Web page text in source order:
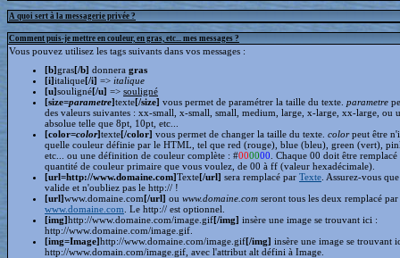
A quoi sert à la messagerie privée ?
Comment puis-je mettre en couleur, en gras, etc... mes messages ?
Vous pouvez utilisez les tags suivants dans vos messages :
[b]gras[/b] donnera gras
[i]italique[/i] => italique
[u]souligné[/u] => souligné
[size=parametre]texte[/size] vous permet de paramétrer la taille du texte. parametre
des valeurs suivantes : xx-small, x-small, small, medium, large, x-large, xx-large, ou
absolue telle que 8pt, 10pt, etc...
[color=color]texte[/color] vous permet de changer la taille du texte. colorpeut être
quelle couleur définie par le HTML, tel que red (rouge), blue (bleu), green (vert),
etc... ou une définition de couleur complète : #000000 . Chaque 00 doit être
quantité de couleur primaire que vous voulez, de 00 à ff (valeur hexadécimale).
[url=http://www.domaine.com]Texte[/url] sera remplacé par Texte . Assurez-vous
valide et n'oubliez pas le http:// !
[url]www.domaine.com[/url] ou www.domaine.com seront tous les deux remplacé par
www.domaine.com . Le http:// est optionnel.
[img]http://www.domaine.com/image.gif[/img] insère une image se trouvant ici :
http://www.domaine.com/image.gif.
[img=Image]http://www.domaine.com/image.gif[/img] insère une image se trouvant
http://www.domain.com/image.gif, avec l'attribut alt défini à Image.